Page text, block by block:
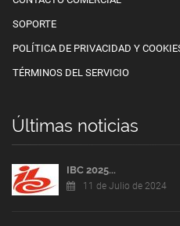
SOPORTE
POLÍTICA DE PRIVACIDAD Y
TÉRMINOS DEL SERVICIO
Últimas noticias
IBC 2025...
11 de Julio de 2024